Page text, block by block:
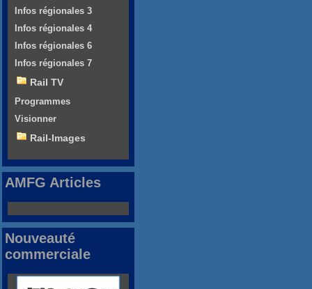
Infos régionales 3
Infos régionales 4
Infos régionales 6
Infos régionales 7
Rail TV
Programmes
Visionner
Rail-Images
AMFG Articles
Nouveauté
commerciale